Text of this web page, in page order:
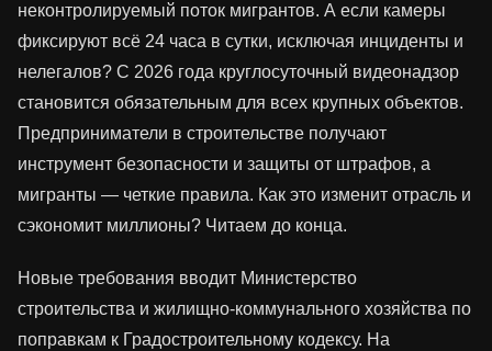
неконтролируемый поток мигрантов. А если камеры
фиксируют всё 24 часа в сутки, исключая инциденты и
нелегалов? С 2026 года круглосуточный видеонадзор
становится обязательным для всех крупных объектов.
Предприниматели в строительстве получают
инструмент безопасности и защиты от штрафов, а
мигранты — четкие правила. Как это изменит отрасль и
сэкономит миллионы? Читаем до конца.
Новые требования вводит Министерство
строительства и жилищно-коммунального хозяйства по
поправкам к Градостроительному кодексу. На